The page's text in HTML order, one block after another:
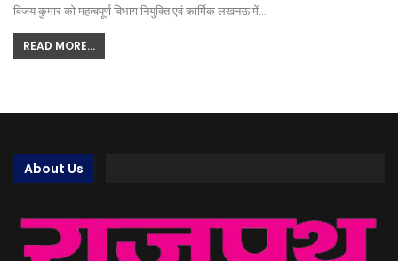
विजय कुमार को महत्वपूर्ण विभाग नियुक्ति एवं कार्मिक लखनऊ में…
READ MORE...
About Us